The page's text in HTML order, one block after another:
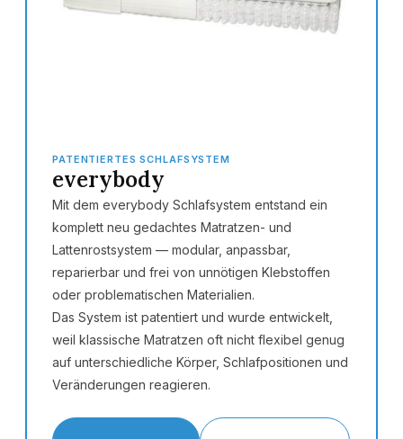
PATENTIERTES SCHLAFSYSTEM
everybody
Mit dem everybody Schlafsystem entstand ein
komplett neu gedachtes Matratzen- und
Lattenrostsystem — modular, anpassbar,
reparierbar und frei von unnötigen Klebstoffen
oder problematischen Materialien.
Das System ist patentiert und wurde entwickelt,
weil klassische Matratzen oft nicht flexibel genug
auf unterschiedliche Körper, Schlafpositionen und
Veränderungen reagieren.